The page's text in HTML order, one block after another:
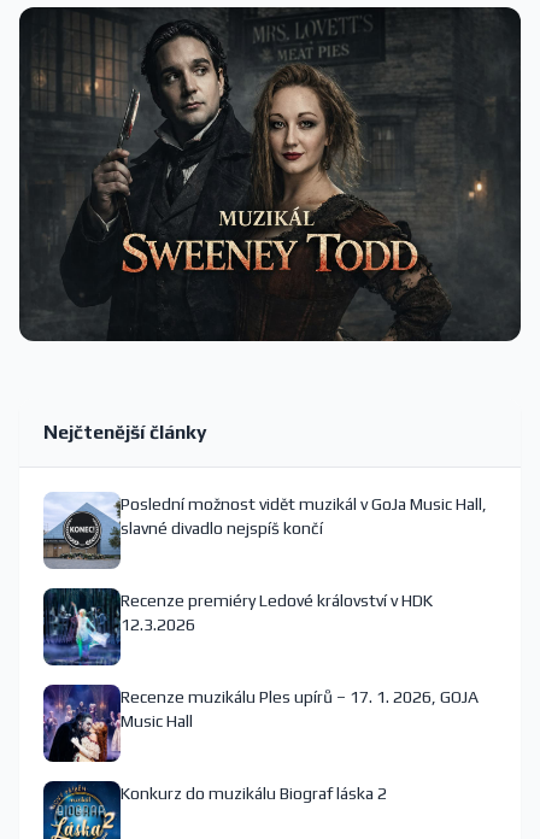
Nejčtenější články
Poslední možnost vidět muzikál v GoJa Music Hall,
slavné divadlo nejspíš končí
Recenze premiéry Ledové království v HDK
12.3.2026
Recenze muzikálu Ples upírů – 17. 1. 2026, GOJA
Music Hall
Konkurz do muzikálu Biograf láska 2